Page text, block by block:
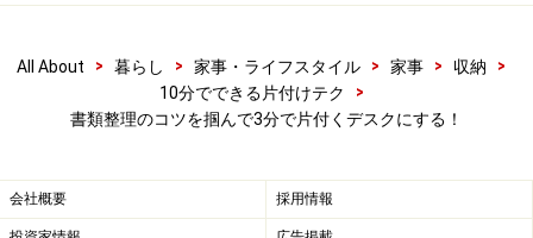
書類・資料の整理は継続的にできる方法でなければなり
ません。以上のポイントを目安に、仕事の特性に合わせ
All About > 暮らし > 家事・ライフスタイル > 家事 > 収納
>
10分でできる片付けテク
>
書類整理のコツを掴んで3分で片付くデスクにする！
会社概要 採用情報